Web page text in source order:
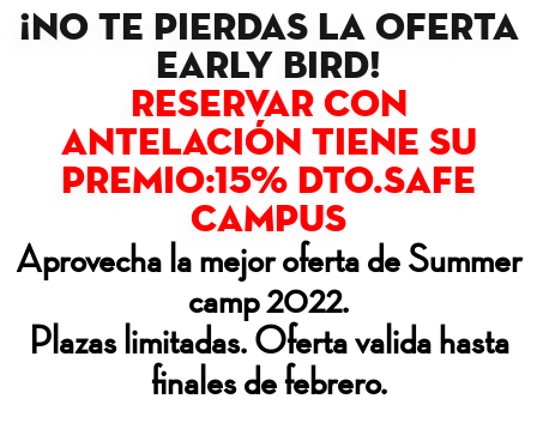
¡NO TE PIERDAS LA OFERTA
EARLY BIRD!
RESERVAR CON
ANTELACIÓN TIENE SU
PREMIO:15% DTO.SAFE
CAMPUS
Aprovecha la mejor oferta de Summer
camp 2022.
Plazas limitadas. Oferta valida hasta
finales de febrero.